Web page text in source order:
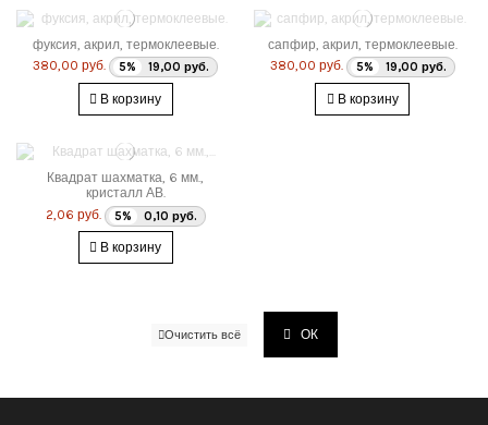
фуксия, акрил, термоклеевые.
380,00 руб.
5% 19,00 руб.
В корзину
сапфир, акрил, термоклеевые.
380,00 руб.
5% 19,00 руб.
В корзину
Квадрат шахматка, 6 мм.,
кристалл АВ.
2,06 руб.
5% 0,10 руб.
В корзину
Очистить всё ОК